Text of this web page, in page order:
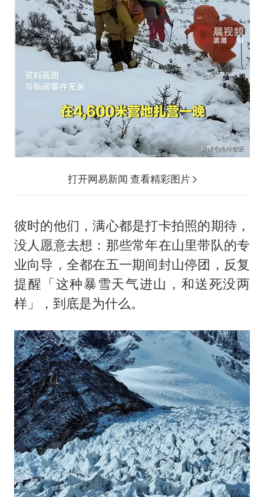
打开网易新闻 查看精彩图片
彼时的他们，满心都是打卡拍照的期待，
没人愿意去想：那些常年在山里带队的专
业向导，全都在五一期间封山停团，反复
提醒「这种暴雪天气进山，和送死没两
样」，到底是为什么。